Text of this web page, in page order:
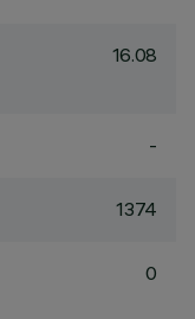
16.08
-
1374
0